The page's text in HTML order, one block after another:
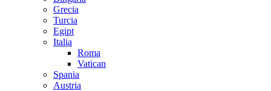
Grecia
Turcia
Egipt
Italia
Roma
Vatican
Spania
Austria